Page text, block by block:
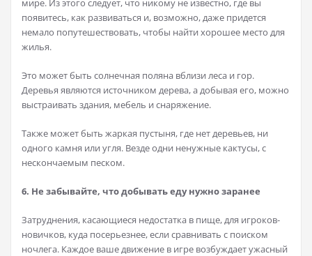
появитесь, как развиваться и, возможно, даже придется
немало попутешествовать, чтобы найти хорошее место для
жилья.
Это может быть солнечная поляна вблизи леса и гор.
Деревья являются источником дерева, а добывая его, можно
выстраивать здания, мебель и снаряжение.
Также может быть жаркая пустыня, где нет деревьев, ни
одного камня или угля. Везде одни ненужные кактусы, с
нескончаемым песком.
6. Не забывайте, что добывать еду нужно заранее
Затруднения, касающиеся недостатка в пище, для игроков-
новичков, куда посерьезнее, если сравнивать с поиском
ночлега. Каждое ваше движение в игре возбуждает ужасный